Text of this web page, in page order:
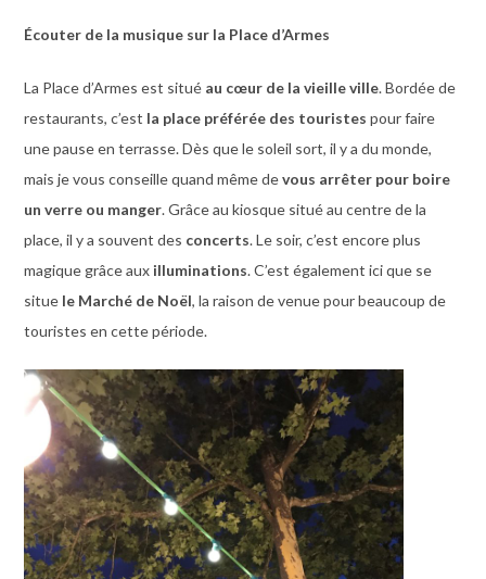
Écouter de la musique sur la Place d’Armes
La Place d’Armes est situé au cœur de la vieille ville. Bordée de
restaurants, c’est la place préférée des touristes pour faire
une pause en terrasse. Dès que le soleil sort, il y a du monde,
mais je vous conseille quand même devous arrêter pour boire
un verre ou manger. Grâce au kiosque situé au centre de la
place, il y a souvent des concerts. Le soir, c’est encore plus
magique grâce aux illuminations. C’est également ici que se
situe le Marché de Noël, la raison de venue pour beaucoup de
touristes en cette période.